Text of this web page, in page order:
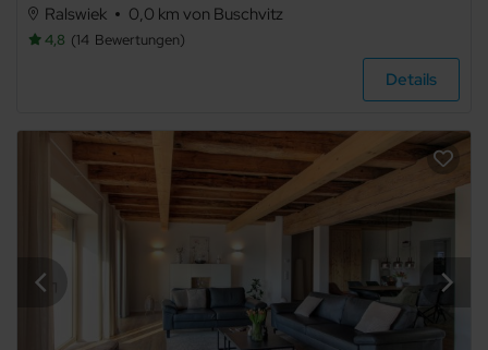
Ralswiek
0,0 km von Buschvitz
4,8 14 Bewertungen
Details